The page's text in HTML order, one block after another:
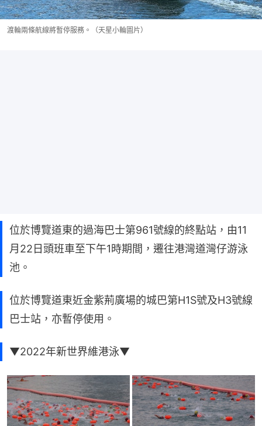
渡輪兩條航線將暫停服務。（天星小輪圖片）
位於博覽道東的過海巴士第961號線的終點站，由11
月22日頭班車至下午1時期間，遷往港灣道灣仔游泳
池。
位於博覽道東近金紫荊廣場的城巴第H1S號及H3號線
巴士站，亦暫停使用。
▼2022年新世界維港泳▼